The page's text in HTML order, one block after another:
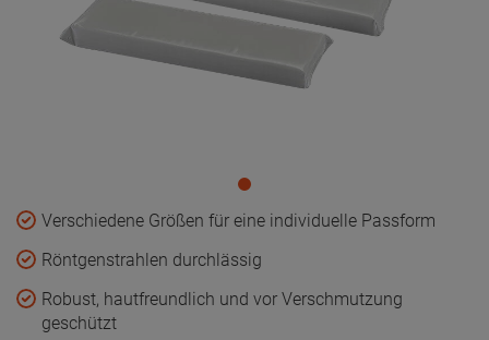
Verschiedene Größen für eine individuelle Passform
Röntgenstrahlen durchlässig
Robust, hautfreundlich und vor Verschmutzung
geschützt